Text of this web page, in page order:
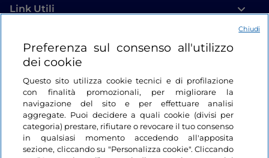
Link Utili
Login
Restiamo in contatto
Preferenza sul consenso all'utilizzo
dei cookie
Questo sito utilizza cookie tecnici e di profilazione
con finalità promozionali, per migliorare la
navigazione del sito e per effettuare analisi
aggregate. Puoi decidere a quali cookie (divisi per
categoria) prestare, rifiutare o revocare il tuo consenso
in qualsiasi momento accedendo all'apposita
sezione, cliccando su "Personalizza cookie". Cliccando
Chiudi